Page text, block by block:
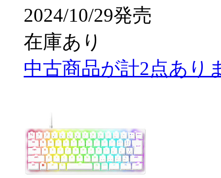
2024/10/29発売
在庫あり
中古商品が計2点あり